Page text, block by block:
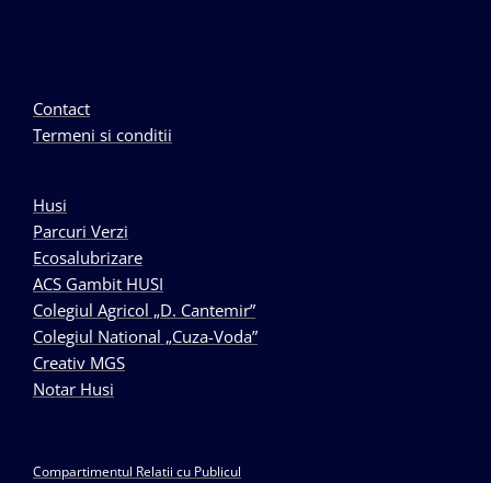
Contact
Termeni si conditii
Husi
Parcuri Verzi
Ecosalubrizare
ACS Gambit HUSI
Colegiul Agricol „D. Cantemir”
Colegiul National „Cuza-Voda”
Creativ MGS
Notar Husi
Compartimentul Relatii cu Publicul